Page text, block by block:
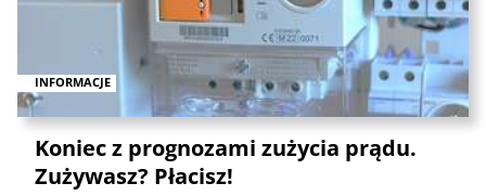
INFORMACJE
Koniec z prognozami zużycia prądu.
Zużywasz? Płacisz!